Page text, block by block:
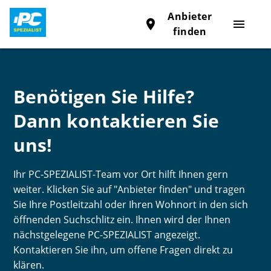
menu
place
Anbieter
finden
Benötigen Sie Hilfe?
Dann kontaktieren Sie
uns!
Ihr PC-SPEZIALIST-Team vor Ort hilft Ihnen gern
weiter. Klicken Sie auf "Anbieter finden" und tragen
Sie Ihre Postleitzahl oder Ihren Wohnort in den sich
öffnenden Suchschlitz ein. Ihnen wird der Ihnen
nächstgelegene PC-SPEZIALIST angezeigt.
Kontaktieren Sie ihn, um offene Fragen direkt zu
klären.